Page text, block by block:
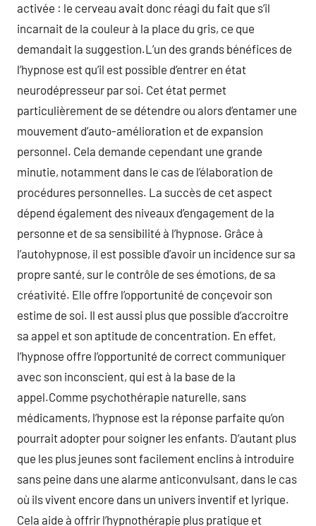
activée : le cerveau avait donc réagi du fait que s’il
incarnait de la couleur à la place du gris, ce que
demandait la suggestion.L’un des grands bénéfices de
l’hypnose est qu’il est possible d’entrer en état
neurodépresseur par soi. Cet état permet
particulièrement de se détendre ou alors d’entamer une
mouvement d’auto-amélioration et de expansion
personnel. Cela demande cependant une grande
minutie, notamment dans le cas de l’élaboration de
procédures personnelles. La succès de cet aspect
dépend également des niveaux d’engagement de la
personne et de sa sensibilité à l’hypnose. Grâce à
l’autohypnose, il est possible d’avoir un incidence sur sa
propre santé, sur le contrôle de ses émotions, de sa
créativité. Elle offre l’opportunité de conçevoir son
estime de soi. Il est aussi plus que possible d’accroitre
sa appel et son aptitude de concentration. En effet,
l’hypnose offre l’opportunité de correct communiquer
avec son inconscient, qui est à la base de la
appel.Comme psychothérapie naturelle, sans
médicaments, l’hypnose est la réponse parfaite qu’on
pourrait adopter pour soigner les enfants. D’autant plus
que les plus jeunes sont facilement enclins à introduire
sans peine dans une alarme anticonvulsant, dans le cas
où ils vivent encore dans un univers inventif et lyrique.
Cela aide à offrir l’hypnothérapie plus pratique et